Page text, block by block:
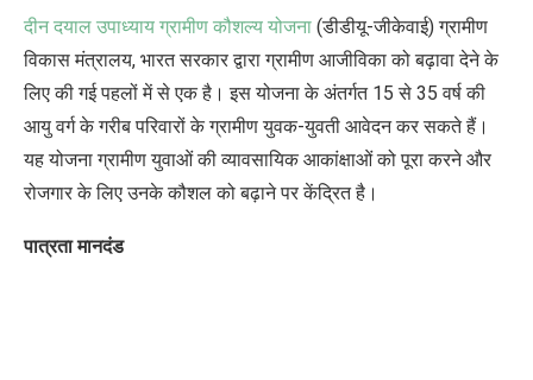
दीन दयाल उपाध्याय ग्रामीण कौशल्य योजना (डीडीयू-जीकेवाई) ग्रामीण
विकास मंत्रालय, भारत सरकार द्वारा ग्रामीण आजीविका को बढ़ावा देने के
लिए की गई पहलों में से एक है। इस योजना के अंतर्गत 15 से 35 वर्ष की
आयु वर्ग के गरीब परिवारों के ग्रामीण युवक-युवती आवेदन कर सकते हैं।
यह योजना ग्रामीण युवाओं की व्यावसायिक आकांक्षाओं को पूरा करने और
रोजगार के लिए उनके कौशल को बढ़ाने पर केंद्रित है।
पात्रता मानदंड